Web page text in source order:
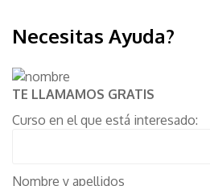
Necesitas Ayuda?
TE LLAMAMOS GRATIS
Curso en el que está interesado:
Nombre y apellidos